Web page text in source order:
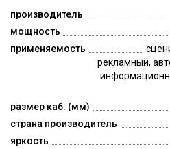
производитель
мощность
применяемость
рекламный,
размер каб. (мм)
страна производитель
яркость